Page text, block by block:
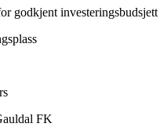
godkjent investeringsbudsjett
FK